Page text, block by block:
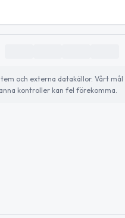
och externa datakällor. Vårt
kontroller kan fel förekomma.